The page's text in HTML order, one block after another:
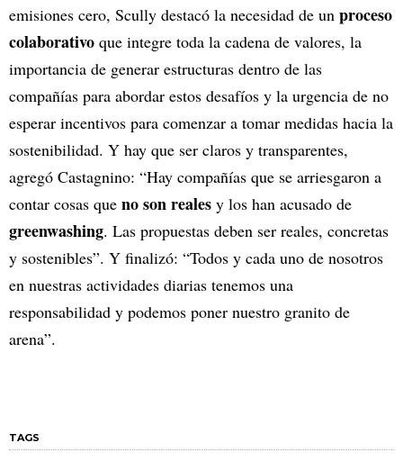
emisiones cero, Scully destacó la necesidad de un proceso
colaborativo que integre toda la cadena de valores, la
importancia de generar estructuras dentro de las
compañías para abordar estos desafíos y la urgencia de no
esperar incentivos para comenzar a tomar medidas hacia la
sostenibilidad. Y hay que ser claros y transparentes,
agregó Castagnino: “Hay compañías que se arriesgaron a
contar cosas que no son reales y los han acusado de
greenwashing. Las propuestas deben ser reales, concretas
y sostenibles”. Y finalizó: “Todos y cada uno de nosotros
en nuestras actividades diarias tenemos una
responsabilidad y podemos poner nuestro granito de
arena”.
TAGS